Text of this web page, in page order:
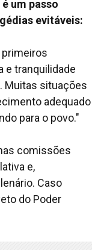
um passo
evitáveis:
e tranquilidade
Muitas situações
adequado
para o povo."
comissões
e,
Caso
do Poder